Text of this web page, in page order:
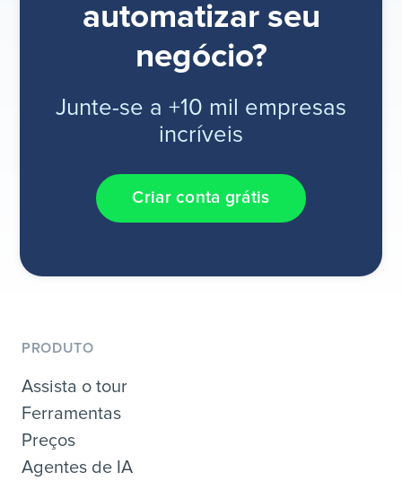
automatizar seu
negócio?
Junte-se a +10 mil empresas
incríveis
Criar conta grátis
PRODUTO
Assista o tour
Ferramentas
Preços
Agentes de IA